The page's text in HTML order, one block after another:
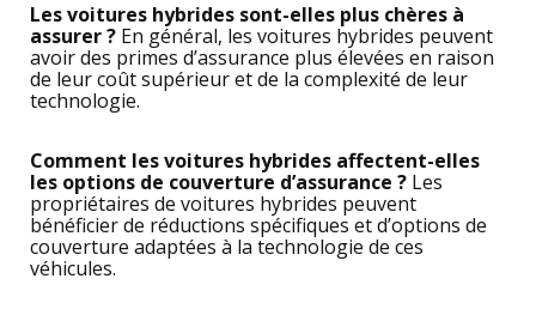
Les voitures hybrides sont-elles plus chères à
assurer ? En général, les voitures hybrides peuvent
avoir des primes d’assurance plus élevées en raison
de leur coût supérieur et de la complexité de leur
technologie.
Comment les voitures hybrides affectent-elles
les options de couverture d’assurance ? Les
propriétaires de voitures hybrides peuvent
bénéficier de réductions spécifiques et d’options de
couverture adaptées à la technologie de ces
véhicules.